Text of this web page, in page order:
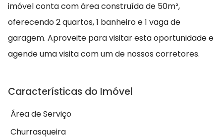
imóvel conta com área construída de 50m²,
oferecendo 2 quartos, 1 banheiro e 1 vaga de
garagem. Aproveite para visitar esta oportunidade e
agende uma visita com um de nossos corretores.
Características do Imóvel
Área de Serviço
Churrasqueira